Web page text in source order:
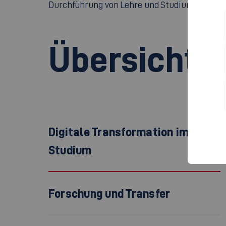
Durchführung von Lehre und Studium sowie
Übersicht
Digitale Transformation im
Studium
Forschung und Transfer